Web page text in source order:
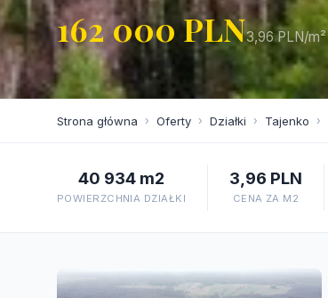
162 000 PLN3,96 PLN/m²
Strona główna › Oferty › Działki › Tajenko ›
40 934 m2
POWIERZCHNIA DZIAŁKI
3,96 PLN
CENA ZA M2